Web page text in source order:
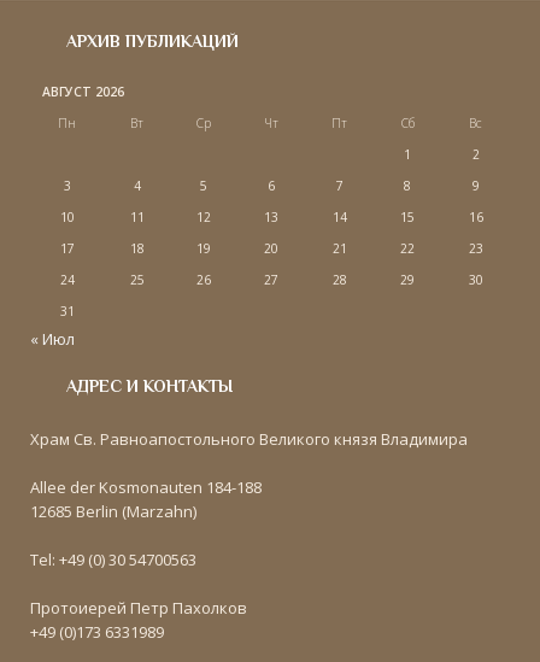
АРХИВ ПУБЛИКАЦИЙ
АВГУСТ 2026
Пн
Вт Ср Чт Пт Сб
Вс
1
2
3
4 5 6 7 8
9
10
11 12 13 14 15
16
17
18 19 20 21 22
23
24
25 26 27 28 29
30
31
« Июл
АДРЕС И КОНТАКТЫ
Храм Св. Равноапостольного Великого князя Владимира
Allee der Kosmonauten 184-188
12685 Berlin (Marzahn)
Tel: +49 (0) 30 54700563
Протоиерей Петр Пахолков
+49 (0)173 6331989